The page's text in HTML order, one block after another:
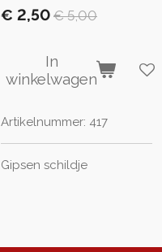
€ 2,50 € 5,00
In
winkelwagen
Artikelnummer: 417
Gipsen schildje